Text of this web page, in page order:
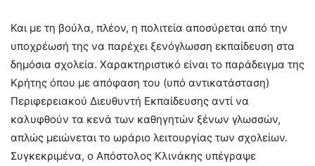
Και με τη βούλα, πλέον, η πολιτεία αποσύρεται από την
υποχρέωσή της να παρέχει ξενόγλωσση εκπαίδευση στα
δημόσια σχολεία. Χαρακτηριστικό είναι το παράδειγμα της
Κρήτης όπου με απόφαση του (υπό αντικατάσταση)
Περιφερειακού Διευθυντή Εκπαίδευσης αντί να
καλυφθούν τα κενά των καθηγητών ξένων γλωσσών,
απλώς μειώνεται το ωράριο λειτουργίας των σχολείων.
Συγκεκριμένα, ο Απόστολος Κλινάκης υπέγραψε